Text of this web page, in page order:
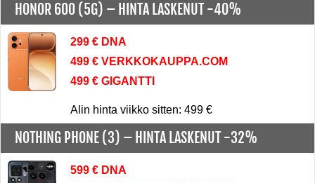
HONOR 600 (5G) – HINTA LASKENUT -40%
299 € DNA
499 € VERKKOKAUPPA.COM
499 € GIGANTTI
Alin hinta viikko sitten: 499 €
NOTHING PHONE (3) – HINTA LASKENUT -32%
599 € DNA